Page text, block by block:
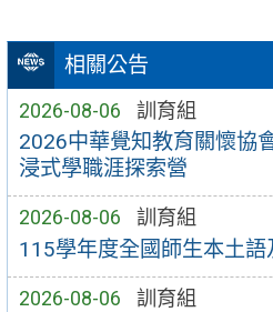
相關公告
2026-08-06 訓育組
2026中華覺知教育關懷協
浸式學職涯探索營
2026-08-06 訓育組
115學年度全國師生本土
2026-08-06 訓育組